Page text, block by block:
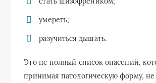
умереть;
разучиться дышать.
Это не полный список опасений,
принимая патологическую форму,